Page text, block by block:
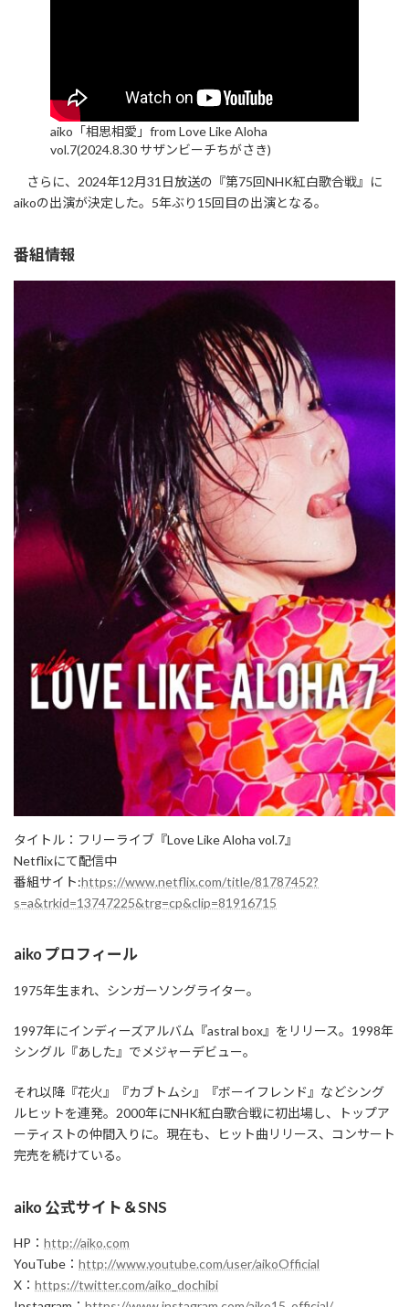
aiko「相思相愛」from Love Like Aloha
vol.7(2024.8.30 サザンビーチちがさき)
さらに、2024年12月31日放送の『第75回NHK紅白歌合戦』に
aikoの出演が決定した。5年ぶり15回目の出演となる。
番組情報
タイトル：フリーライブ『Love Like Aloha vol.7』
Netflixにて配信中
番組サイト:https://www.netflix.com/title/81787452?
s=a&trkid=13747225&trg=cp&clip=81916715
aiko プロフィール
1975年生まれ、シンガーソングライター。
1997年にインディーズアルバム『astral box』をリリース。1998年
シングル『あした』でメジャーデビュー。
それ以降『花火』『カブトムシ』『ボーイフレンド』などシング
ルヒットを連発。2000年にNHK紅白歌合戦に初出場し、トップア
ーティストの仲間入りに。現在も、ヒット曲リリース、コンサート
完売を続けている。
aiko 公式サイト＆SNS
HP： http://aiko.com
YouTube： http://www.youtube.com/user/aikoOfficial
X： https://twitter.com/aiko_dochibi